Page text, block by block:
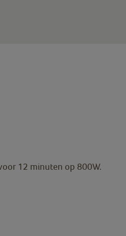
12 minuten op 800W.